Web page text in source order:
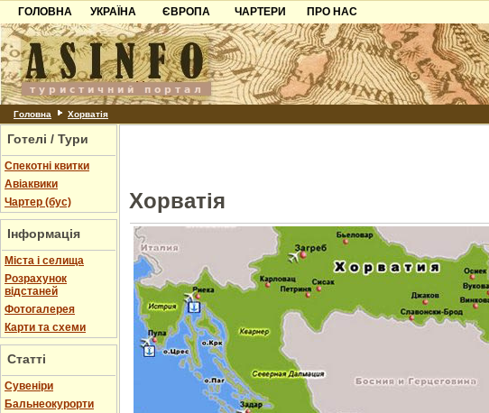
ГОЛОВНА
УКРАЇНА
Карпати
Азов
Причорноморря
Шацьк
ЄВРОПА
Чорногорія
Хорватія
Болгарія
ЧАРТЕРИ
ПРО НАС
Контакти
Партнерам
Додати готель
Головна Хорватія
Готелі / Тури
Спекотні квитки
Авіаквики
Чартер (бус)
Інформація
Міста і селища
Розрахунок
відстаней
Фотогалерея
Карти та схеми
Статті
Cувеніри
Бальнеокурорти
Хорватія